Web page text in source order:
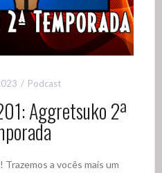
Podcast
Aggretsuko 2ª
a vocês mais um